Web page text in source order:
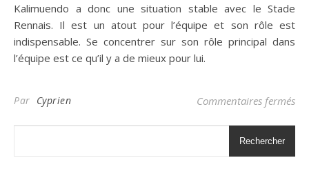
Kalimuendo a donc une situation stable avec le Stade
Rennais. Il est un atout pour l’équipe et son rôle est
indispensable. Se concentrer sur son rôle principal dans
l’équipe est ce qu’il y a de mieux pour lui.
Par Cyprien Commentaires fermés
Rechercher